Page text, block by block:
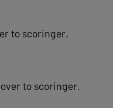
to scoringer.
to scoringer.